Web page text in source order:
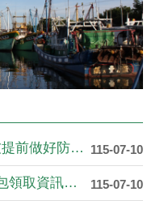
115-07-10
【巴威颱風逼近，請市民朋友提前做好防颱準備】
115-07-10
🌀颱風即將來襲 |【梓官區沙包領取資訊看過來📢】